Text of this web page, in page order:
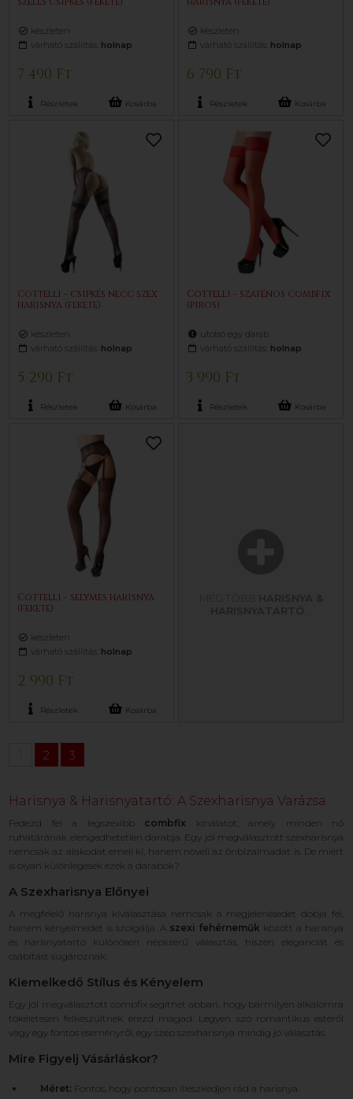
készleten
várható szállítás: holnap
7 490 Ft
Részletek Kosárba
készleten
várható szállítás: holnap
6 790 Ft
Részletek Kosárba
Cottelli - csipkés necc szex
harisnya (fekete)
készleten
várható szállítás: holnap
5 290 Ft
Részletek Kosárba
Cottelli - szaténos combfix
(piros)
utolsó egy darab
várható szállítás: holnap
3 990 Ft
Részletek Kosárba
Cottelli - selymes harisnya
(fekete)
készleten
várható szállítás: holnap
2 990 Ft
Részletek Kosárba
2 3
Harisnya & Harisnyatartó: A Szexharisnya Varázsa
Fedezd fel a legszexibb combfix kínálatot, amely minden nő
ruhatárának elengedhetetlen darabja. Egy jól megválasztott szexharisnya
nemcsak az alakodat emeli ki, hanem növeli az önbizalmadat is. De miért
is olyan különlegesek ezek a darabok?
A Szexharisnya Előnyei
A megfelelő harisnya kiválasztása nemcsak a megjelenésedet dobja fel,
hanem kényelmedet is szolgálja. A szexi fehérneműk között a harisnya
és harisnyatartó különösen népszerű választás, hiszen eleganciát és
csábítást sugároznak.
Kiemelkedő Stílus és Kényelem
Egy jól megválasztott combfix segíthet abban, hogy bármilyen alkalomra
tökéletesen felkészültnek érezd magad. Legyen szó romantikus estéről
vagy egy fontos eseményről, egy szép szexharisnya mindig jó választás.
Mire Figyelj Vásárláskor?
Méret: Fontos, hogy pontosan illeszkedjen rád a harisnya.